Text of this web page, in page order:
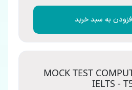
به سبد خرید
MOCK TEST
IELTS -